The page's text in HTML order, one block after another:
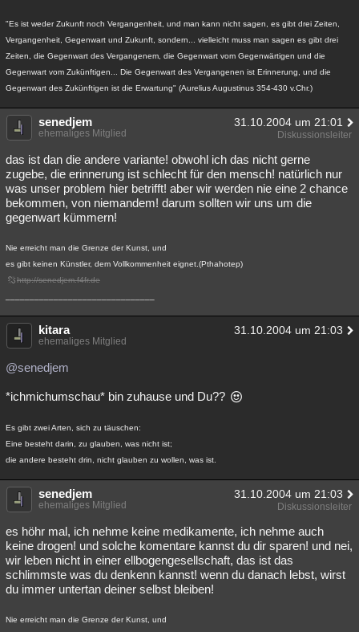
"Es ist weder Zukunft noch Vergangenheit, und man kann nicht sagen, es gibt drei Zeiten,
Vergangenheit, Gegenwart und Zukunft, sondern... vielleicht muss man sagen es gibt drei
Zeiten, die Gegenwart des Vergangenem, die Gegenwart vom Gegenwärtigen und die
Gegenwart vom Zukünftigen... Die Gegenwart des Vergangenen ist Erinnerung, und die
Gegenwart des Zukünftigen ist die Erwartung" (Aurelius Augustinus 354-430 v.Chr.)
senedjem 31.10.2004 um 21:01
ehemaliges Mitglied Diskussionsleiter
das ist dan die andere variante! obwohl ich das nicht gerne
zugebe, die erinnerung ist schlecht für den mensch! natürlich nur
was unser problem hier betrifft! aber wir werden nie eine 2 chance
bekommen, von niemandem! darum sollten wir uns um die
gegenwart kümmern!
Nie erreicht man die Grenze der Kunst, und
es gibt keinen Künstler, dem Vollkommenheit eignet.(Pthahotep)
http://senedjem.f4fr.de
kitara 31.10.2004 um 21:03
ehemaliges Mitglied
@senedjem
*ichmichumschau* bin zuhause und Du??
Es gibt zwei Arten, sich zu täuschen:
Eine besteht darin, zu glauben, was nicht ist;
die andere besteht drin, nicht glauben zu wollen, was ist.
senedjem 31.10.2004 um 21:03
ehemaliges Mitglied Diskussionsleiter
es höhr mal, ich nehme keine medikamente, ich nehme auch
keine drogen! und solche komentare kannst du dir sparen! und nei,
wir leben nicht in einer ellbogengesellschaft, das ist das
schlimmste was du denkenn kannst! wenn du danach lebst, wirst
du immer untertan deiner selbst bleiben!
Nie erreicht man die Grenze der Kunst, und